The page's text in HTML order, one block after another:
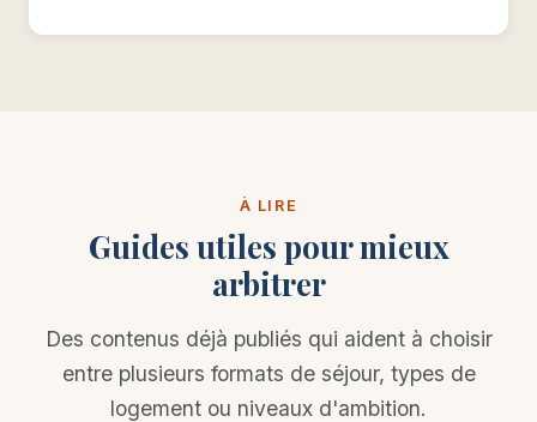
À LIRE
Guides utiles pour mieux
arbitrer
Des contenus déjà publiés qui aident à choisir
entre plusieurs formats de séjour, types de
logement ou niveaux d'ambition.